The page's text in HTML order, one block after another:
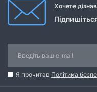
Хочете
Я прочитав Політика